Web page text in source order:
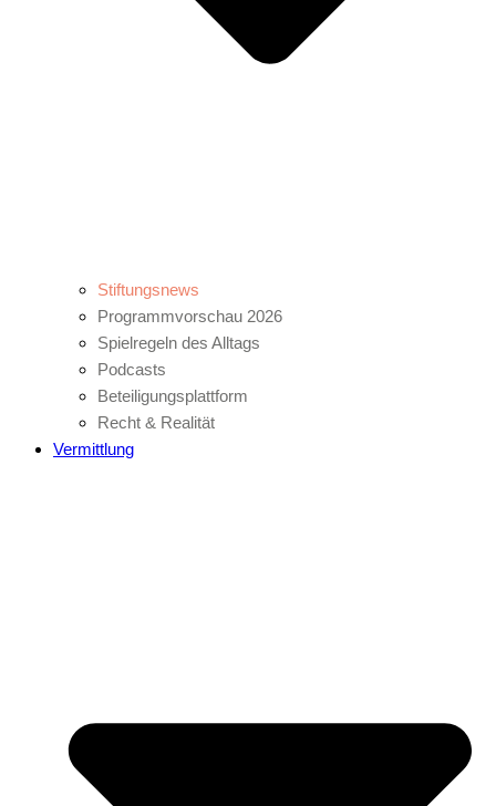
Stiftungsnews
Programmvorschau 2026
Spielregeln des Alltags
Podcasts
Beteiligungsplattform
Recht & Realität
Vermittlung